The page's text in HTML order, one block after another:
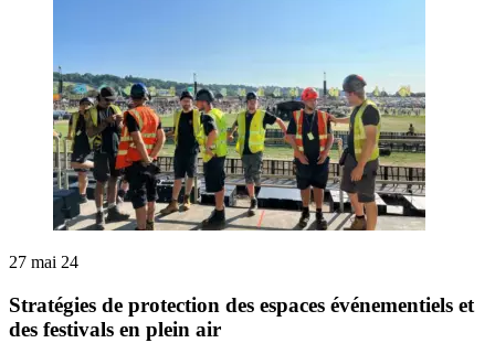
27 mai 24
Stratégies de protection des espaces événementiels et
des festivals en plein air